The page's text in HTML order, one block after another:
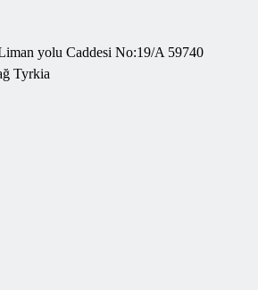
yolu Caddesi No:19/A 59740
Tyrkia